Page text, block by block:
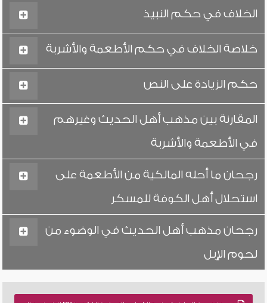
الخلاف في حكم النبيذ
خلاصة الخلاف في حكم الأطعمة والأشربة
حكم الزيادة على النص
المقارنة بين مذهب أهل الحديث وغيرهم
في الأطعمة والأشربة
رجحان ما أحله المالكية من الأطعمة على
استحلال أهل الكوفة للمسكر
رجحان مذهب أهل الحديث في الوضوء من
لحوم الإبل